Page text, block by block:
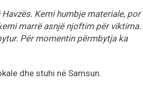
Kemi humbje materiale, por
marrë asnjë njoftim për viktima.
Për momentin përmbytja ka
dhe stuhi në Samsun.